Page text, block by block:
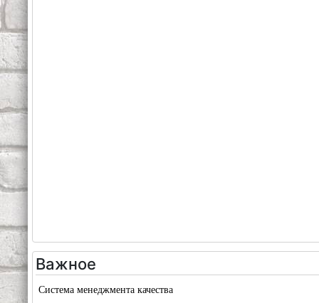
Важное
Система менеджмента качества